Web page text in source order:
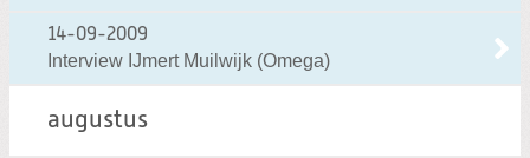
14-09-2009
Interview IJmert Muilwijk (Omega)
augustus